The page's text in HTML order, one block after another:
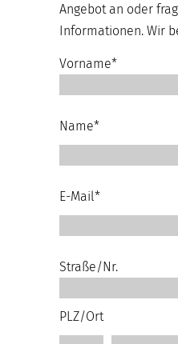
Angebot an oder
Informationen. Wir
Vorname*
Name*
E-Mail*
Straße/Nr.
PLZ/Ort